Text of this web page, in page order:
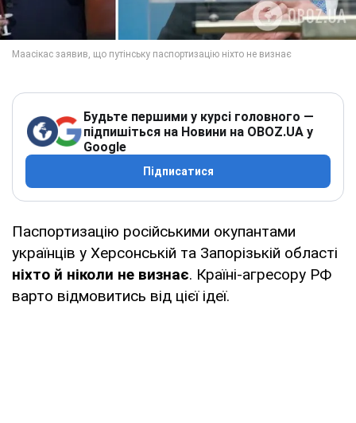
Будьте першими у курсі головного —
підпишіться на Новини на OBOZ.UA у
Google
Підписатися
Паспортизацію російськими окупантами
українців у Херсонській та Запорізькій області
ніхто й ніколи не визнає. Країні-агресору РФ
варто відмовитись від цієї ідеї.